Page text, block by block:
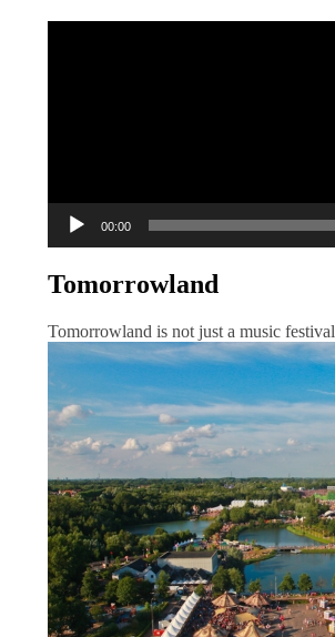
00:00
Tomorrowland
Tomorrowland is not just a music festival